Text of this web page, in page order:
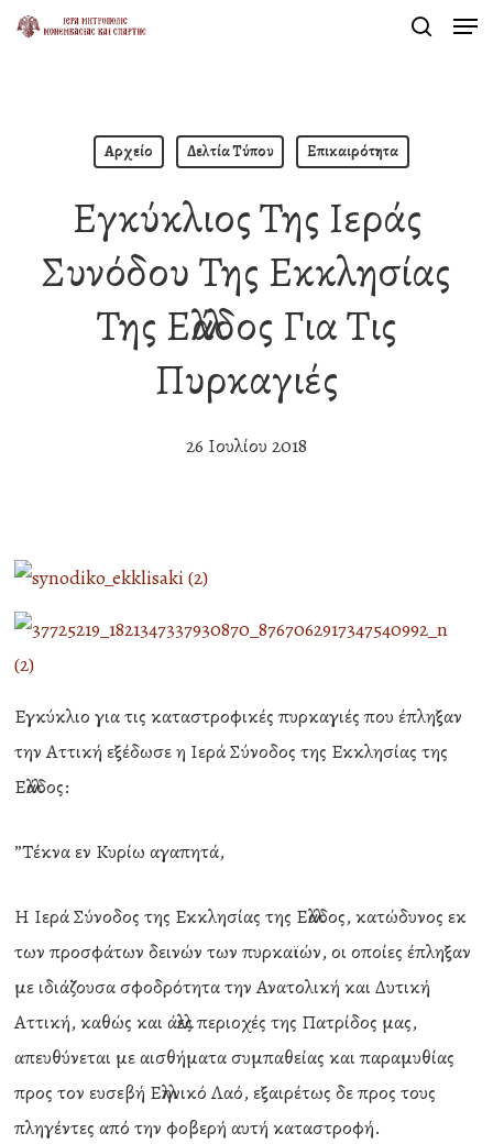
Skip
Αρχείο Δελτία Τύπου Επικαιρότητα
Εγκύκλιος Της Ιεράς
Συνόδου Της Εκκλησίας
Της Ελλάδος Για Τις
Πυρκαγιές
26 Ιουλίου 2018
Εγκύκλιο για τις καταστροφικές πυρκαγιές που έπληξαν
την Αττική εξέδωσε η Ιερά Σύνοδος της Εκκλησίας της
Ελλάδος:
”Τέκνα εν Κυρίω αγαπητά,
Η Ιερά Σύνοδος της Εκκλησίας της Ελλάδος, κατώδυνος εκ
των προσφάτων δεινών των πυρκαϊών, οι οποίες έπληξαν
με ιδιάζουσα σφοδρότητα την Ανατολική και Δυτική
Αττική, καθώς και άλλες περιοχές της Πατρίδος μας,
απευθύνεται με αισθήματα συμπαθείας και παραμυθίας
προς τον ευσεβή Ελληνικό Λαό, εξαιρέτως δε προς τους
πληγέντες από την φοβερή αυτή καταστροφή.